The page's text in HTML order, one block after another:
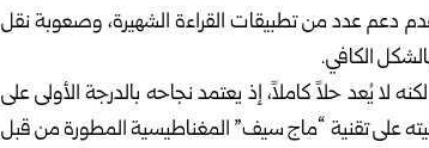
دعم عدد من تطبيقات القراءة الشهيرة، وصعوبة نقل
الكافي.
لا يُعد حلاً كاملاً، إذ يعتمد نجاحه بالدرجة الأولى على
على تقنية “ماج سيف” المغناطيسية المطورة من قبل